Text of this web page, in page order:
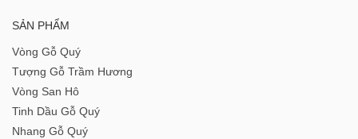
SẢN PHẨM
Vòng Gỗ Quý
Tượng Gỗ Trầm Hương
Vòng San Hô
Tinh Dầu Gỗ Quý
Nhang Gỗ Quý